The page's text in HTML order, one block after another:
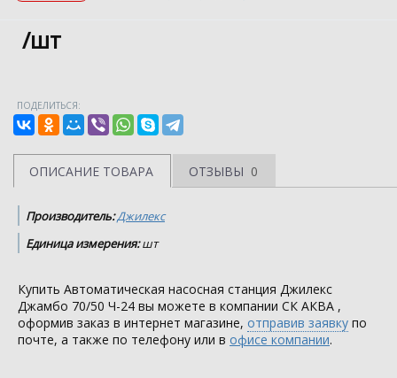
/шт
ПОДЕЛИТЬСЯ:
ОПИСАНИЕ ТОВАРА ОТЗЫВЫ 0
Производитель:Джилекс
Единица измерения:шт
Купить Автоматическая насосная станция Джилекс
Джамбо 70/50 Ч-24 вы можете в компании СК АКВА ,
оформив заказ в интернет магазине, отправив заявку по
почте, а также по телефону или в офисе компании.